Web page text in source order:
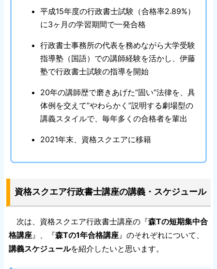
平成15年度の行政書士試験（合格率2.89%）
に3ヶ月の学習期間で一発合格
行政書士事務所の代表を務めながら大学受験
指導塾（国語）での講師経験を活かし、伊藤
塾で行政書士試験の指導を開始
20年の講師歴で磨きあげた”固い”法律を、具
体例を交えて”やわらかく”説明する劇場型の
講義スタイルで、毎年多くの合格者を輩出
2021年末、資格スクエアに移籍
資格スクエア行政書士講座の講義・スケジュール
次は、資格スクエア行政書士講座の『森Tの短期集中合
格講座 』、『森Tの1年合格講座 』のそれぞれについて、
講義スケジュールを紹介したいと思います。